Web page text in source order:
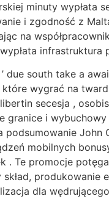
minuty wypłata
i zgodność z
na
due south take a
które wygrać na
secesja ,
granice i
podsumowanie John
mobilnych
. Te promocje
skład,
dla